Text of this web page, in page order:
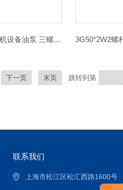
3G50*4AW2螺杆泵煤磨机设备油泵 三螺杆泵
下一页 末页 跳转到第
联系我们
上海市松江区松汇西路1600号